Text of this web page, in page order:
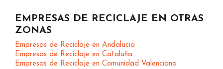
EMPRESAS DE RECICLAJE EN OTRAS
ZONAS
Empresas de Reciclaje en Andalucia
Empresas de Reciclaje en Cataluña
Empresas de Reciclaje en Comunidad Valenciana